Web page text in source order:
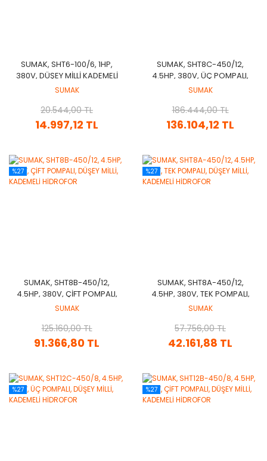
SUMAK, SHT6-100/6, 1HP,
380V, DÜŞEY MİLLİ KADEMELİ
POMPA
SUMAK
14.997,12 TL
20.544,00 TL
SUMAK, SHT8C-450/12,
4.5HP, 380V, ÜÇ POMPALI,
DÜŞEY MİLLİ, KADEMELİ
SUMAK
136.104,12 TL
186.444,00 TL
%27
SUMAK, SHT8B-450/12,
4.5HP, 380V, ÇİFT POMPALI,
DÜŞEY MİLLİ, KADEMELİ
SUMAK
91.366,80 TL
125.160,00 TL
%27
SUMAK, SHT8A-450/12,
4.5HP, 380V, TEK POMPALI,
DÜŞEY MİLLİ, KADEMELİ
SUMAK
42.161,88 TL
57.756,00 TL
%27 %27